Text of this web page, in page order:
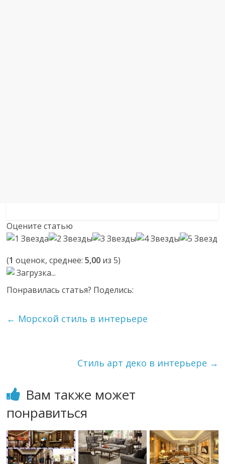
Оцените статью
(1 оценок, среднее:5,00 из 5)
Загрузка...
Понравилась статья? Поделись:
← Морской стиль в интерьере
Стиль арт деко в интерьере →
Вам также может
понравиться